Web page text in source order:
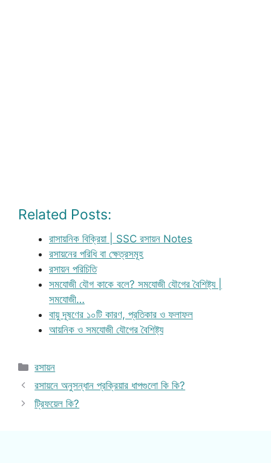
Related Posts:
রাসায়নিক বিক্রিয়া | SSC রসায়ন Notes
রসায়নের পরিধি বা ক্ষেত্রসমূহ
রসায়ন পরিচিতি
সমযোজী যৌগ কাকে বলে? সমযোজী যৌগের বৈশিষ্ট্য |
সমযোজী…
বায়ু দূষণের ১০টি কারণ, প্রতিকার ও ফলাফল
আয়নিক ও সমযোজী যৌগের বৈশিষ্ট্য
Categories
রসায়ন
রসায়নে অনুসন্ধান প্রক্রিয়ার ধাপগুলো কি কি?
ট্রিফয়েল কি?